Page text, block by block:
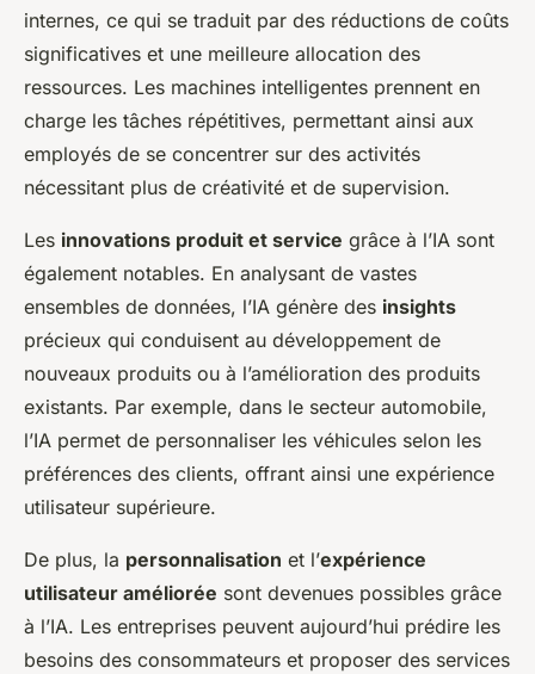
internes, ce qui se traduit par des réductions de coûts
significatives et une meilleure allocation des
ressources. Les machines intelligentes prennent en
charge les tâches répétitives, permettant ainsi aux
employés de se concentrer sur des activités
nécessitant plus de créativité et de supervision.
Les innovations produit et service grâce à l’IA sont
également notables. En analysant de vastes
ensembles de données, l’IA génère des insights
précieux qui conduisent au développement de
nouveaux produits ou à l’amélioration des produits
existants. Par exemple, dans le secteur automobile,
l’IA permet de personnaliser les véhicules selon les
préférences des clients, offrant ainsi une expérience
utilisateur supérieure.
De plus, la personnalisation et l’expérience
utilisateur améliorée sont devenues possibles grâce
à l’IA. Les entreprises peuvent aujourd’hui prédire les
besoins des consommateurs et proposer des services